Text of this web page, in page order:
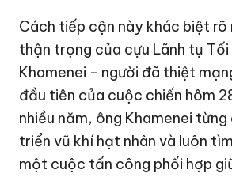
Cách tiếp cận này khác biệt rõ
thận trọng của cựu Lãnh tụ Tối
Khamenei - người đã thiệt
đầu tiên của cuộc chiến hôm
nhiều năm, ông Khamenei
triển vũ khí hạt nhân và luôn
một cuộc tấn công phối hợp